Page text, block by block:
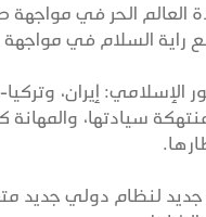
العالم الحر في
راية السلام في مواجهة
الإسلامي: إيران،
سيادتها،
لنظام دولي جديد